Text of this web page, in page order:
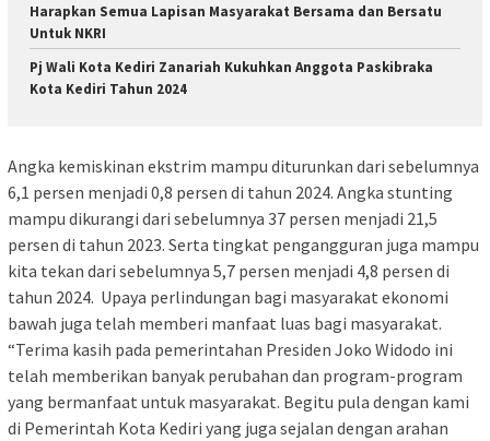
Harapkan Semua Lapisan Masyarakat Bersama dan Bersatu
Untuk NKRI
Pj Wali Kota Kediri Zanariah Kukuhkan Anggota Paskibraka
Kota Kediri Tahun 2024
Angka kemiskinan ekstrim mampu diturunkan dari sebelumnya
6,1 persen menjadi 0,8 persen di tahun 2024. Angka stunting
mampu dikurangi dari sebelumnya 37 persen menjadi 21,5
persen di tahun 2023. Serta tingkat pengangguran juga mampu
kita tekan dari sebelumnya 5,7 persen menjadi 4,8 persen di
tahun 2024. Upaya perlindungan bagi masyarakat ekonomi
bawah juga telah memberi manfaat luas bagi masyarakat.
“Terima kasih pada pemerintahan Presiden Joko Widodo ini
telah memberikan banyak perubahan dan program-program
yang bermanfaat untuk masyarakat. Begitu pula dengan kami
di Pemerintah Kota Kediri yang juga sejalan dengan arahan